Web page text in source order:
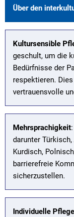
Über den
Kultursensible
geschult, um die
Bedürfnisse der
respektieren.
vertrauensvolle
Mehrsprachigkeit
darunter
Kurdisch,
barrierefreie
sicherzustellen.
Individuelle